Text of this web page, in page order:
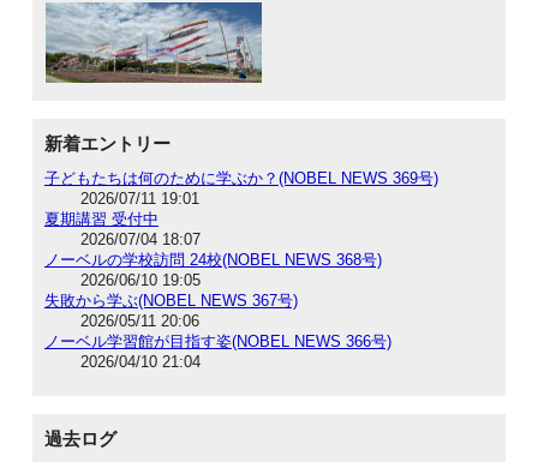
新着エントリー
子どもたちは何のために学ぶか？(NOBEL NEWS 369号)
2026/07/11 19:01
夏期講習 受付中
2026/07/04 18:07
ノーベルの学校訪問 24校(NOBEL NEWS 368号)
2026/06/10 19:05
失敗から学ぶ(NOBEL NEWS 367号)
2026/05/11 20:06
ノーベル学習館が目指す姿(NOBEL NEWS 366号)
2026/04/10 21:04
過去ログ